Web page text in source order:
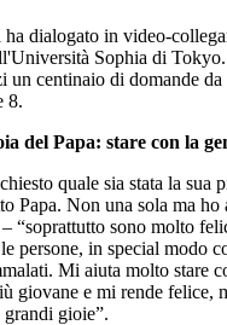
dialogato in video-
Sophia di
un centinaio di domande da
8.
del Papa: stare con la
quale sia stata la sua
Papa. Non una sola ma
“soprattutto sono molto
persone, in special modo
Mi aiuta molto stare
giovane e mi rende felice,
gioie”.